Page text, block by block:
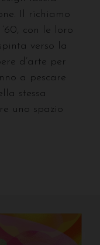
Il richiamo
con le loro
verso la
d’arte per
a pescare
stessa
uno spazio